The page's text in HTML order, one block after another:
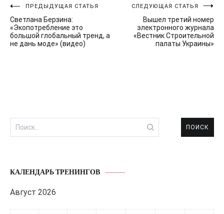
Навигация
по
записям
ПРЕДЫДУЩАЯ СТАТЬЯ
Светлана Берзина:
«Экопотребление это
большой глобальный тренд, а
не дань моде» (видео)
СЛЕДУЮЩАЯ СТАТЬЯ
Вышел третий номер
электронного журнала
«Вестник Строительной
палаты Украины»
Найти:
КАЛЕНДАРЬ ТРЕНИНГОВ
Август 2026